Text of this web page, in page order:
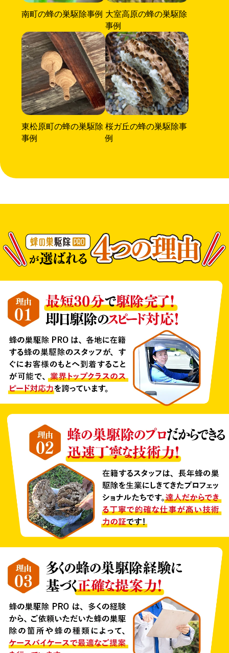
南町の蜂の巣駆除事例 大室高原の蜂の巣駆除
事例
東松原町の蜂の巣駆除
事例
桜ガ丘の蜂の巣駆除事
例